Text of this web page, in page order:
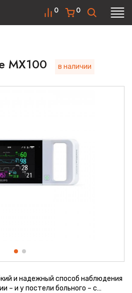
0
0
MX100 в наличии
и надежный способ наблюдения
– и у постели больного – с